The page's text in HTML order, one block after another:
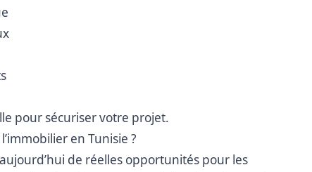
pour sécuriser votre projet.
en Tunisie ?
de réelles opportunités pour les